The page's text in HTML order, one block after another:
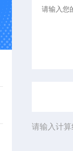
请输入计